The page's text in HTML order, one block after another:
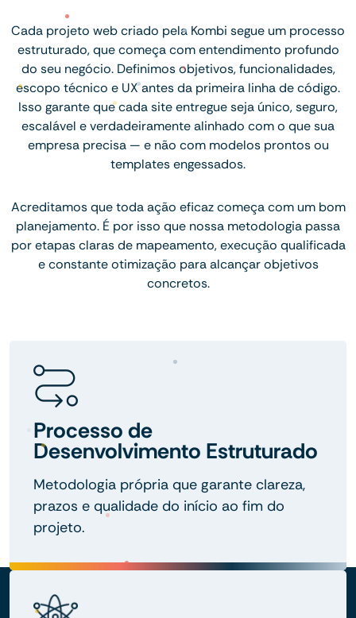
Cada projeto web criado pela Kombi segue um processo
estruturado, que começa com entendimento profundo
do seu negócio. Definimos objetivos, funcionalidades,
escopo técnico e UX antes da primeira linha de código.
Isso garante que cada site entregue seja único, seguro,
escalável e verdadeiramente alinhado com o que sua
empresa precisa — e não com modelos prontos ou
templates engessados.
Acreditamos que toda ação eficaz começa com um bom
planejamento. É por isso que nossa metodologia passa
por etapas claras de mapeamento, execução qualificada
e constante otimização para alcançar objetivos
concretos.
Processo de
Desenvolvimento Estruturado
Metodologia própria que garante clareza,
prazos e qualidade do início ao fim do
projeto.